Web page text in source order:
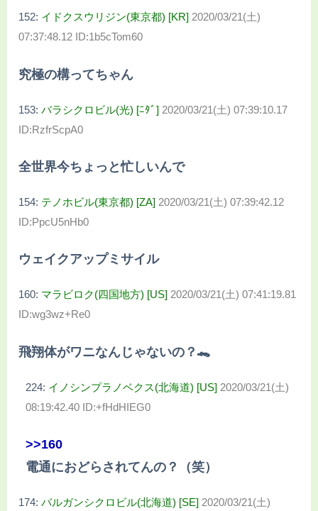
152: イドクスウリジン(東京都) [KR] 2020/03/21(土)
07:37:48.12 ID:1b5cTom60
究極の構ってちゃん
153: バラシクロビル(光) [ﾆﾀﾞ] 2020/03/21(土) 07:39:10.17
ID:RzfrScpA0
全世界今ちょっと忙しいんで
154: テノホビル(東京都) [ZA] 2020/03/21(土) 07:39:42.12
ID:PpcU5nHb0
ウェイクアップミサイル
160: マラビロク(四国地方) [US] 2020/03/21(土) 07:41:19.81
ID:wg3wz+Re0
飛翔体がワニなんじゃないの？🐊
224: イノシンプラノベクス(北海道) [US] 2020/03/21(土)
08:19:42.40 ID:+fHdHIEG0
>>160
電通におどらされてんの？（笑）
174: バルガンシクロビル(北海道) [SE] 2020/03/21(土)